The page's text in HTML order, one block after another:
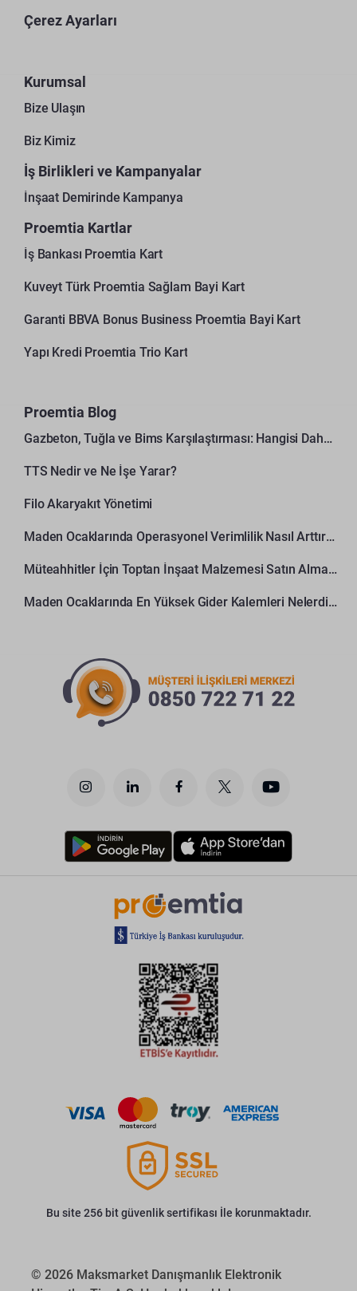
Çerez Ayarları
Kurumsal
Bize Ulaşın
Biz Kimiz
İş Birlikleri ve Kampanyalar
İnşaat Demirinde Kampanya
Proemtia Kartlar
İş Bankası Proemtia Kart
Kuveyt Türk Proemtia Sağlam Bayi Kart
Garanti BBVA Bonus Business Proemtia Bayi Kart
Yapı Kredi Proemtia Trio Kart
Proemtia Blog
Gazbeton, Tuğla ve Bims Karşılaştırması: Hangisi Daha Avantajlı?
TTS Nedir ve Ne İşe Yarar?
Filo Akaryakıt Yönetimi
Maden Ocaklarında Operasyonel Verimlilik Nasıl Arttırılır?
Müteahhitler İçin Toptan İnşaat Malzemesi Satın Alma Rehberi
Maden Ocaklarında En Yüksek Gider Kalemleri Nelerdir?
Bu site 256 bit güvenlik sertifikası İle korunmaktadır.
© 2026 Maksmarket Danışmanlık Elektronik